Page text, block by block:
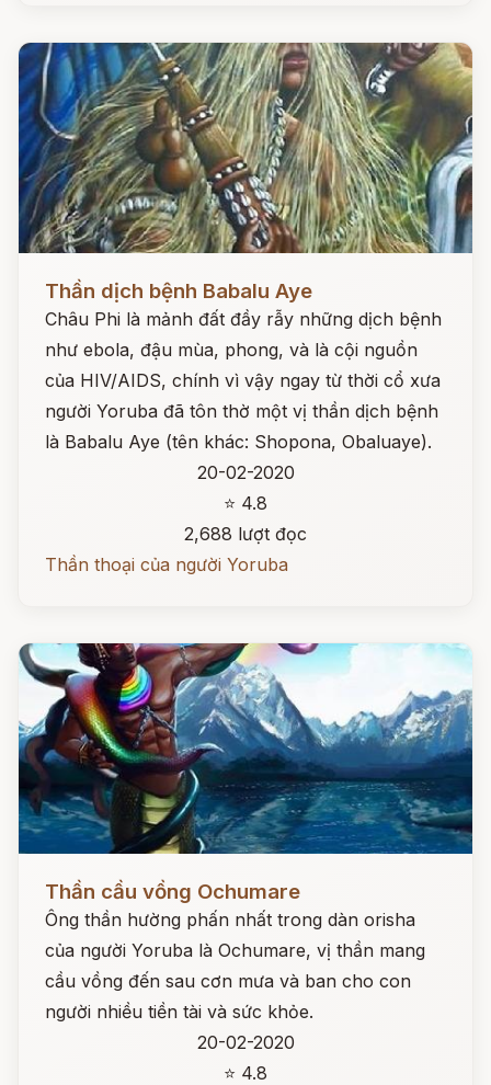
Đọc ngay
Thần dịch bệnh Babalu Aye
Châu Phi là mảnh đất đầy rẫy những dịch bệnh
như ebola, đậu mùa, phong, và là cội nguồn
của HIV/AIDS, chính vì vậy ngay từ thời cổ xưa
người Yoruba đã tôn thờ một vị thần dịch bệnh
là Babalu Aye (tên khác: Shopona, Obaluaye).
20-02-2020
⭐ 4.8
2,688 lượt đọc
Thần thoại của người Yoruba
Đọc ngay
Thần cầu vồng Ochumare
Ông thần hường phấn nhất trong dàn orisha
của người Yoruba là Ochumare, vị thần mang
cầu vồng đến sau cơn mưa và ban cho con
người nhiều tiền tài và sức khỏe.
20-02-2020
⭐ 4.8